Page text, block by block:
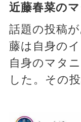
近藤春菜の
話題の投稿
藤は自身の
自身のマタ
した。その